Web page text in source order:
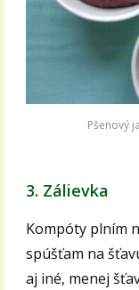
Pšenový
3. Zálievka
Kompóty plním
spúšťam na
aj iné, menej